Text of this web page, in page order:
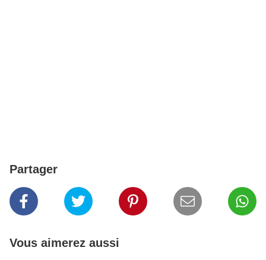
Partager
Vous aimerez aussi